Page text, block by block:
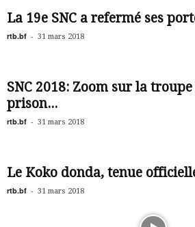
La 19e SNC a refermé ses
rtb.bf - 31 mars 2018
SNC 2018: Zoom sur la
prison...
rtb.bf - 31 mars 2018
Le Koko donda, tenue
rtb.bf - 31 mars 2018